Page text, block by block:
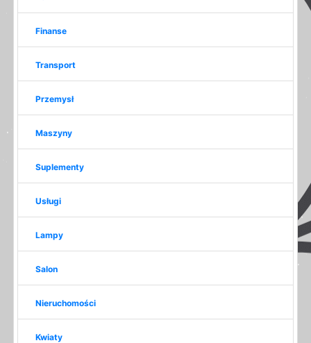
Finanse
Transport
Przemysł
Maszyny
Suplementy
Usługi
Lampy
Salon
Nieruchomości
Kwiaty